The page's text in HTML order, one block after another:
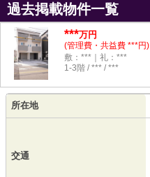
過去掲載物件一覧
***万円
(管理費・共益費 ***円)
敷：***｜礼：***
1-3階 / *** / ***
所在地
交通